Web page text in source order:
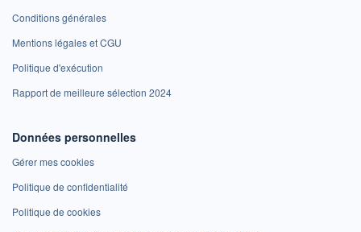
Conditions générales
Mentions légales et CGU
Politique d'exécution
Rapport de meilleure sélection 2024
Données personnelles
Gérer mes cookies
Politique de confidentialité
Politique de cookies